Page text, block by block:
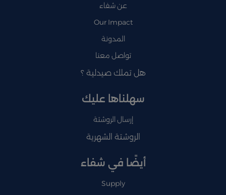
عن شفاء
Our Impact
المدونة
تواصل معنا
هل تملك صيدلية ؟
سهلناها عليك
إرسال الروشتة
الروشتة الشهرية
أيضًا في شفاء
Supply